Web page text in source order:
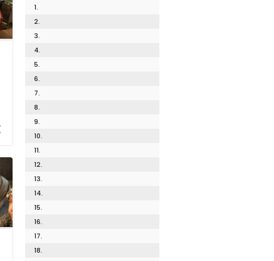
1.
2.
3.
4.
5.
6.
7.
8.
9.
10.
11.
12.
13.
14.
15.
16.
17.
18.